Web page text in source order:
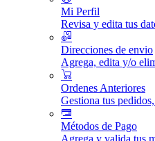
Mi Perfil
Revisa y edita tus
Direcciones de envio
Agrega, edita y/o
Ordenes Anteriores
Gestiona tus
Métodos de Pago
Agrega y valida tus